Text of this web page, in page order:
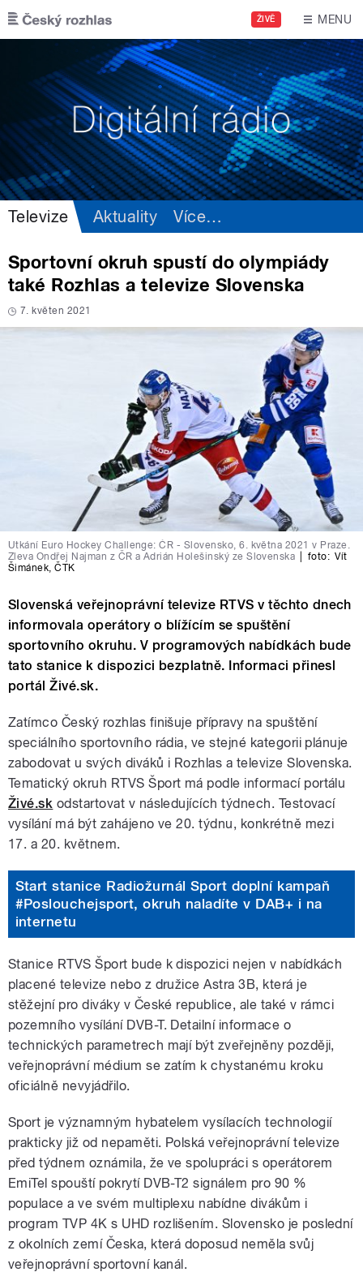
Přejít k hlavnímu obsahu
ŽIVĚ MENU
Televize Aktuality Více…
Sportovní okruh spustí do olympiády
také Rozhlas a televize Slovenska
7. květen 2021
Utkání Euro Hockey Challenge: ČR - Slovensko, 6. května 2021 v Praze.
Zleva Ondřej Najman z ČR a Adrián Holešinský ze Slovenska
foto: Vít
Šimánek,ČTK
Slovenská veřejnoprávní televize RTVS v těchto dnech
informovala operátory o blížícím se spuštění
sportovního okruhu. V programových nabídkách bude
tato stanice k dispozici bezplatně. Informaci přinesl
portál Živé.sk.
Zatímco Český rozhlas finišuje přípravy na spuštění
speciálního sportovního rádia, ve stejné kategorii plánuje
zabodovat u svých diváků i Rozhlas a televize Slovenska.
Tematický okruh RTVS Šport má podle informací portálu
Živé.sk odstartovat v následujících týdnech. Testovací
vysílání má být zahájeno ve 20. týdnu, konkrétně mezi
17. a 20. květnem.
Start stanice Radiožurnál Sport doplní kampaň
#Poslouchejsport, okruh naladíte v DAB+ i na
internetu
Stanice RTVS Šport bude k dispozici nejen v nabídkách
placené televize nebo z družice Astra 3B, která je
stěžejní pro diváky v České republice, ale také v rámci
pozemního vysílání DVB-T. Detailní informace o
technických parametrech mají být zveřejněny později,
veřejnoprávní médium se zatím k chystanému kroku
oficiálně nevyjádřilo.
Sport je významným hybatelem vysílacích technologií
prakticky již od nepaměti. Polská veřejnoprávní televize
před týdnem oznámila, že ve spolupráci s operátorem
EmiTel spouští pokrytí DVB-T2 signálem pro 90 %
populace a ve svém multiplexu nabídne divákům i
program TVP 4K s UHD rozlišením. Slovensko je poslední
z okolních zemí Česka, která doposud neměla svůj
veřejnoprávní sportovní kanál.